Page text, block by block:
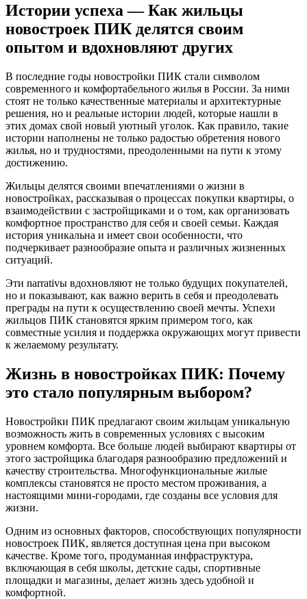
Истории успеха — Как жильцы
новостроек ПИК делятся своим
опытом и вдохновляют других
В последние годы новостройки ПИК стали символом
современного и комфортабельного жилья в России. За ними
стоят не только качественные материалы и архитектурные
решения, но и реальные истории людей, которые нашли в
этих домах свой новый уютный уголок. Как правило, такие
истории наполнены не только радостью обретения нового
жилья, но и трудностями, преодоленными на пути к этому
достижению.
Жильцы делятся своими впечатлениями о жизни в
новостройках, рассказывая о процессах покупки квартиры, о
взаимодействии с застройщиками и о том, как организовать
комфортное пространство для себя и своей семьи. Каждая
история уникальна и имеет свои особенности, что
подчеркивает разнообразие опыта и различных жизненных
ситуаций.
Эти narrativы вдохновляют не только будущих покупателей,
но и показывают, как важно верить в себя и преодолевать
преграды на пути к осуществлению своей мечты. Успехи
жильцов ПИК становятся ярким примером того, как
совместные усилия и поддержка окружающих могут привести
к желаемому результату.
Жизнь в новостройках ПИК: Почему
это стало популярным выбором?
Новостройки ПИК предлагают своим жильцам уникальную
возможность жить в современных условиях с высоким
уровнем комфорта. Все больше людей выбирают квартиры от
этого застройщика благодаря разнообразию предложений и
качеству строительства. Многофункциональные жилые
комплексы становятся не просто местом проживания, а
настоящими мини-городами, где созданы все условия для
жизни.
Одним из основных факторов, способствующих популярности
новостроек ПИК, является доступная цена при высоком
качестве. Кроме того, продуманная инфраструктура,
включающая в себя школы, детские сады, спортивные
площадки и магазины, делает жизнь здесь удобной и
комфортной.